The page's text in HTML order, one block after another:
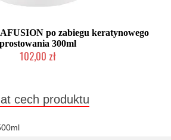
po zabiegu keratynowego
prostowania 300ml
102,00 zł
cech produktu